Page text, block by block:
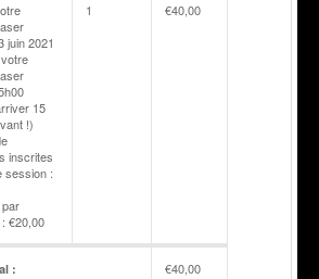
juin 2021
15
!)
inscrites
session :
€20,00
1 €40,00
: €40,00